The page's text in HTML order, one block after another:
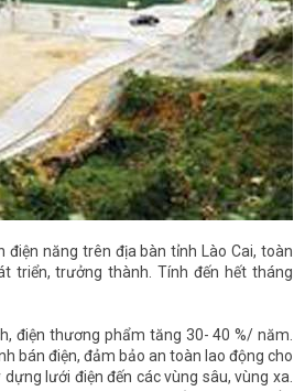
năng trên địa bàn tỉnh Lào Cai, toàn
triển, trưởng thành. Tính đến hết tháng
điện thương phẩm tăng 30- 40 %/ năm.
bán điện, đảm bảo an toàn lao động cho
lưới điện đến các vùng sâu, vùng xa.